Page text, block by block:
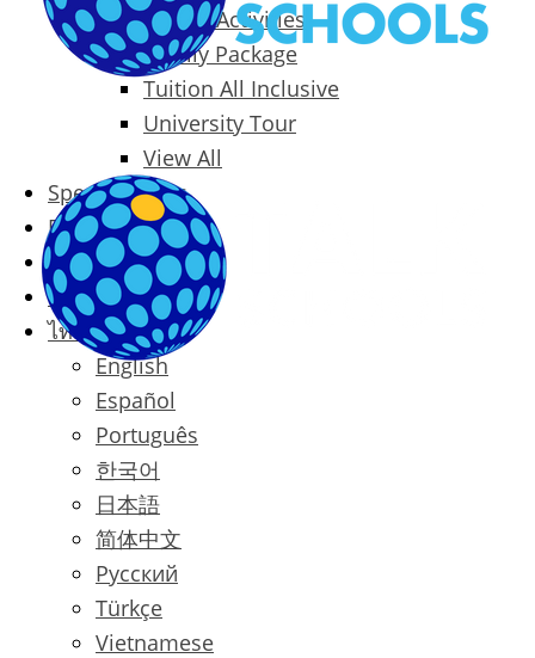
Packages & Activities
Family Package
Tuition All Inclusive
University Tour
View All
Special Offers
Prices
Blog
Contact
ไทย
English
Español
Português
한국어
日本語
简体中文
Русский
Türkçe
Vietnamese